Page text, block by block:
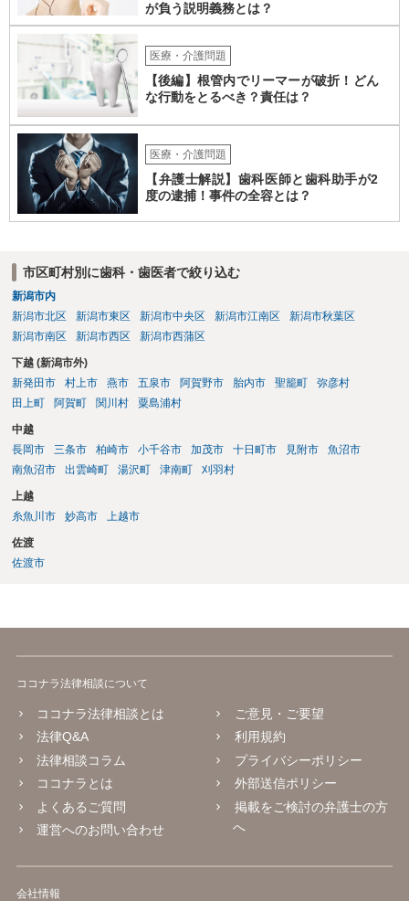
が負う説明義務とは？
医療・介護問題
【後編】根管内でリーマーが破折！どん
な行動をとるべき？責任は？
医療・介護問題
【弁護士解説】歯科医師と歯科助手が2
度の逮捕！事件の全容とは？
市区町村別に歯科・歯医者で絞り込む
新潟市内
新潟市北区
新潟市東区 新潟市中央区 新潟市江南区
新潟市秋葉区
新潟市南区
新潟市西区 新潟市西蒲区
下越 (新潟市外)
新発田市
村上市 燕市 五泉市 阿賀野市 胎内市 聖籠町
弥彦村
田上町
阿賀町 関川村 粟島浦村
中越
長岡市
三条市 柏崎市 小千谷市 加茂市 十日町市 見附市
魚沼市
南魚沼市
出雲崎町 湯沢町 津南町 刈羽村
上越
糸魚川市
妙高市 上越市
佐渡
佐渡市
ココナラ法律相談について
ココナラ法律相談とは
法律Q&A
法律相談コラム
ココナラとは
よくあるご質問
運営へのお問い合わせ
ご意見・ご要望
利用規約
プライバシーポリシー
外部送信ポリシー
掲載をご検討の弁護士の方
へ
会社情報